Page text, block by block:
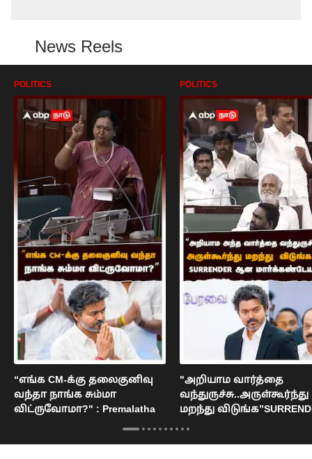
News Reels
POLITICS
“எங்க CM-க்கு தலைகுனிவு
வந்தா நாங்க சும்மா
விட்ருவோமா?" : Premalatha
POLITICS
"அறியாம வார்த்தை
வந்துருச்சு..அருள்கூர்ந்து
மறந்து